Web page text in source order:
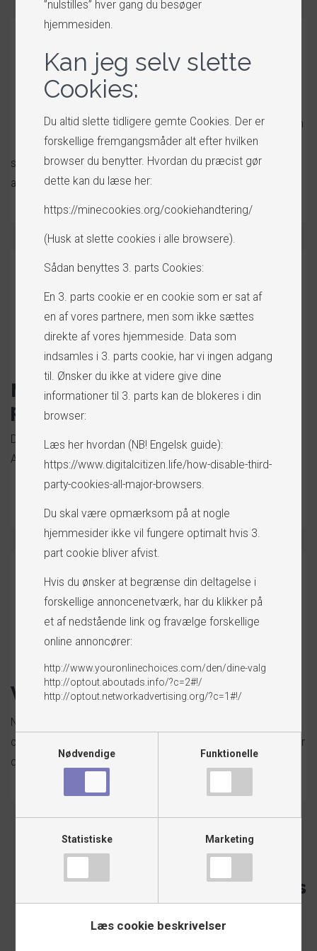
Produkter
til salg
salg fremvises som
en selvstændig
side. Her kan der linkes direkte til produktet fra Google og
andre søgetjenester.
Markedsføring - Seek4Cars
portal
Dine produkter markedsføres med det samme på
Autobranchens største Markedsplads.
Værkstedsprofil
Når du har shop gennem Seek4Cars, får du også automatisk
oprettet en profilside på Seek4Cars portal, der markedsfører
din virksomhed og dine produkter.
også automatisk på Danmarks
nye portal-Autobranchens
største Markedsplads
”nulstilles” hver gang du besøger
hjemmesiden.
Kan jeg selv slette
Cookies:
Du altid slette tidligere gemte Cookies. Der er
forskellige fremgangsmåder alt efter hvilken
browser du benytter. Hvordan du præcist gør
dette kan du læse her:
https://minecookies.org/cookiehandtering/
(Husk at slette cookies i alle browsere).
Sådan benyttes 3. parts Cookies:
En 3. parts cookie er en cookie som er sat af
en af vores partnere, men som ikke sættes
direkte af vores hjemmeside. Data som
indsamles i 3. parts cookie, har vi ingen adgang
til. Ønsker du ikke at videre give dine
informationer til 3. parts kan de blokeres i din
browser:
Læs her hvordan (NB! Engelsk guide):
https://www.digitalcitizen.life/how-disable-third-
party-cookies-all-major-browsers
Du skal være opmærksom på at nogle
hjemmesider ikke vil fungere optimalt hvis 3.
part cookie bliver afvist.
Hvis du ønsker at begrænse din deltagelse i
forskellige annoncenetværk, har du klikker på
et af nedstående link og fravælge forskellige
online annoncører:
http://www.youronlinechoices.com/den/dine-valg
http://optout.aboutads.info/?c=2#!/
http://optout.networkadvertising.org/?c=1#!/
Nødvendige Funktionelle
Statistiske Marketing
Læs cookie beskrivelser